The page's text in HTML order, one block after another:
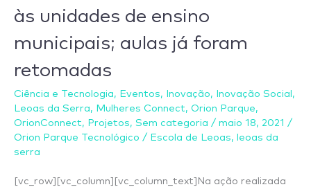
às unidades de ensino
municipais; aulas já foram
retomadas
Ciência e Tecnologia, Eventos, Inovação, Inovação Social ,
Leoas da Serra, Mulheres Connect, Orion Parque,
OrionConnect, Projetos, Sem categoria / maio 18, 2021 /
Orion Parque Tecnológico / Escola de Leoas, leoas da
serra
[vc_row][vc_column][vc_column_text]Na ação realizada
Leoas”
materiais
esportivos
unidades
de
ensino
aulas